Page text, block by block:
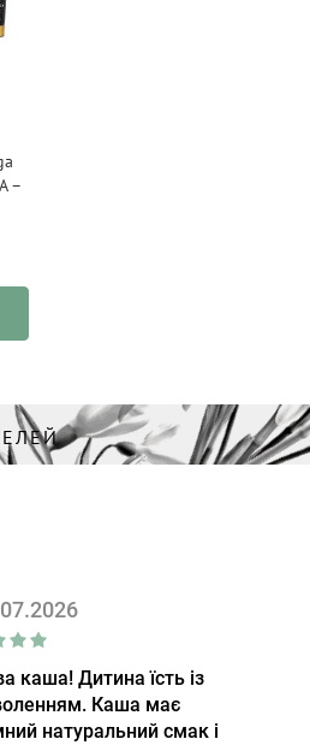
–
каша! Дитина їсть із
Каша має
натуральний смак і